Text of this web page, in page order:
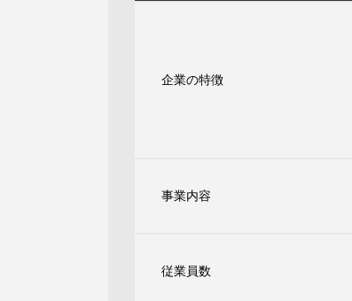
企業の特徴
事業内容
従業員数